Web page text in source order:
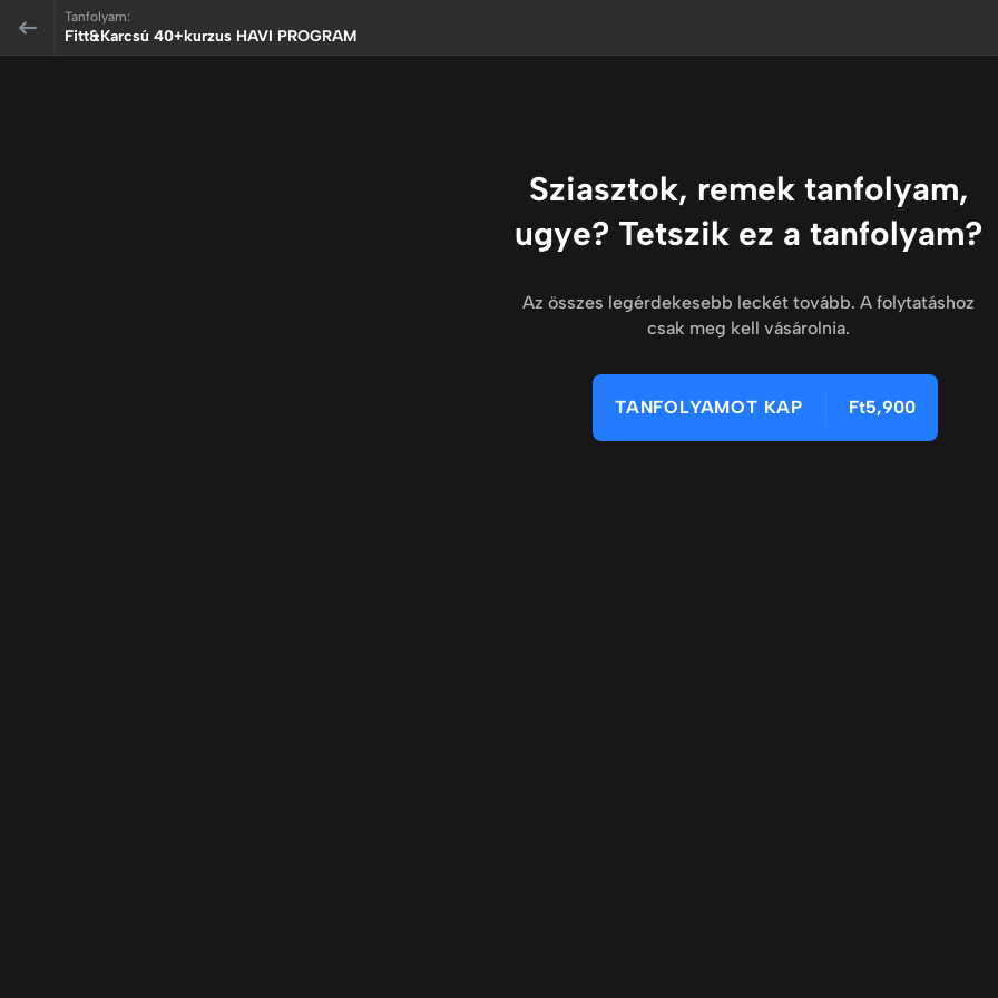
Tanfolyam:
Fitt&Karcsú 40+kurzus HAVI PROGRAM
Sziasztok, remek tanfolyam,
ugye? Tetszik ez a tanfolyam?
Az összes legérdekesebb leckét tovább. A folytatáshoz
csak meg kell vásárolnia.
TANFOLYAMOT KAP Ft5,900